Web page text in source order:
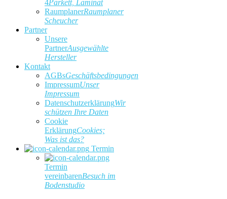
4Parkett, Laminat
RaumplanerRaumplaner
Scheucher
Partner
Unsere
PartnerAusgewählte
Hersteller
Kontakt
AGBsGeschäftsbedingungen
ImpressumUnser
Impressum
DatenschutzerklärungWir
schützen Ihre Daten
Cookie
ErklärungCookies;
Was ist das?
Termin
Termin
vereinbarenBesuch im
Bodenstudio